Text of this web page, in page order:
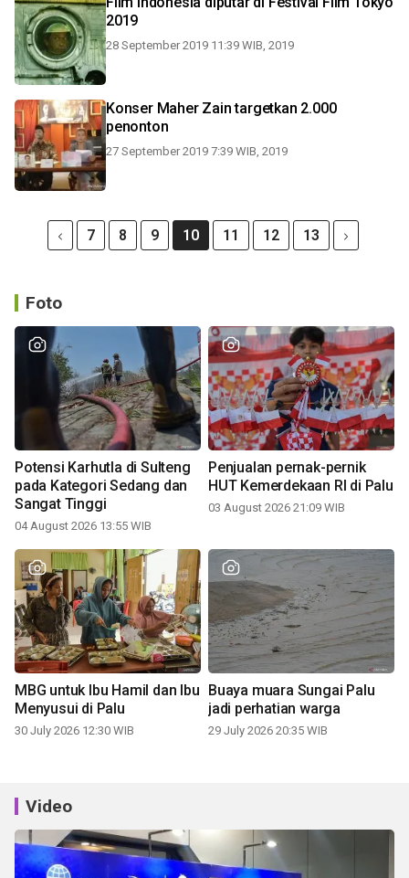
2019
28 September 2019 11:39 WIB, 2019
Konser Maher Zain targetkan 2.000
penonton
27 September 2019 7:39 WIB, 2019
7 8 9 10 11 12 13
Foto
Potensi Karhutla di Sulteng
pada Kategori Sedang dan
Sangat Tinggi
04 August 2026 13:55 WIB
Penjualan pernak-pernik
HUT Kemerdekaan RI di Palu
03 August 2026 21:09 WIB
MBG untuk Ibu Hamil dan Ibu
Menyusui di Palu
30 July 2026 12:30 WIB
Buaya muara Sungai Palu
jadi perhatian warga
29 July 2026 20:35 WIB
Video